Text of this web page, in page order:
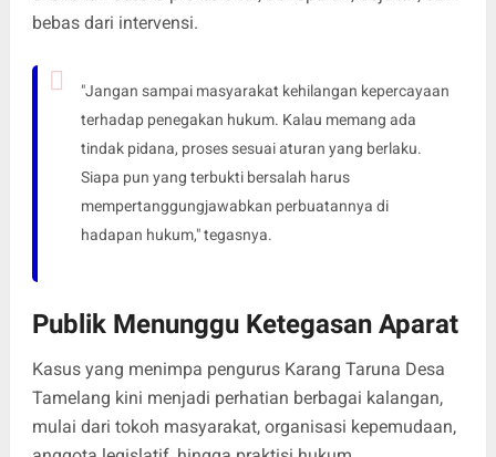
bebas dari intervensi.
"Jangan sampai masyarakat kehilangan kepercayaan
terhadap penegakan hukum. Kalau memang ada
tindak pidana, proses sesuai aturan yang berlaku.
Siapa pun yang terbukti bersalah harus
mempertanggungjawabkan perbuatannya di
hadapan hukum," tegasnya.
Publik Menunggu Ketegasan Aparat
Kasus yang menimpa pengurus Karang Taruna Desa
Tamelang kini menjadi perhatian berbagai kalangan,
mulai dari tokoh masyarakat, organisasi kepemudaan,